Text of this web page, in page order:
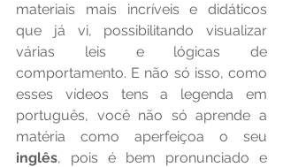
materiais mais incríveis e didáticos
que já vi, possibilitando visualizar
várias leis e lógicas de
comportamento. E não só isso, como
esses vídeos tens a legenda em
português, você não só aprende a
inglês, pois é bem pronunciado e